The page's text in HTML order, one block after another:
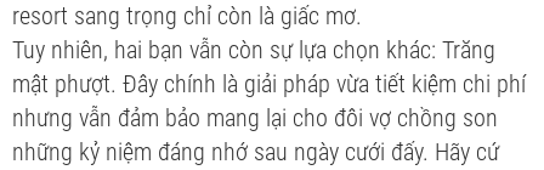
resort sang trọng chỉ còn là giấc mơ.
Tuy nhiên, hai bạn vẫn còn sự lựa chọn khác: Trăng
mật phượt. Đây chính là giải pháp vừa tiết kiệm chi phí
nhưng vẫn đảm bảo mang lại cho đôi vợ chồng son
những kỷ niệm đáng nhớ sau ngày cưới đấy. Hãy cứ